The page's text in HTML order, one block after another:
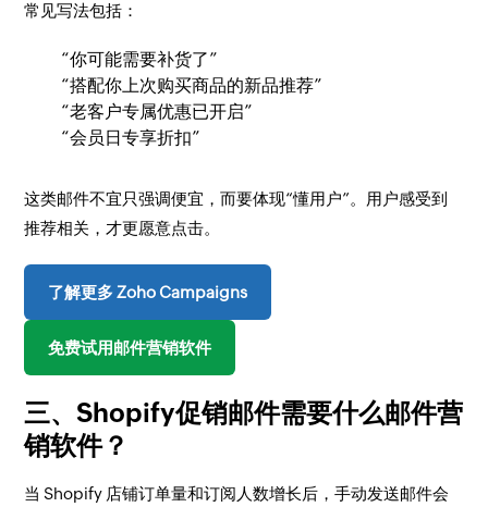
常见写法包括：
“你可能需要补货了”
“搭配你上次购买商品的新品推荐”
“老客户专属优惠已开启”
“会员日专享折扣”
这类邮件不宜只强调便宜，而要体现“懂用户”。用户感受到
推荐相关，才更愿意点击。
了解更多 Zoho Campaigns
免费试用邮件营销软件
三、Shopify促销邮件需要什么邮件营
销软件？
当 Shopify 店铺订单量和订阅人数增长后，手动发送邮件会